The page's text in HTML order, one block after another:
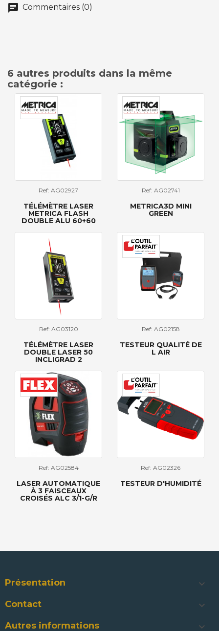
chat Commentaires (0)
6 autres produits dans la même
catégorie :
Ref: AG02927
TÉLÉMÈTRE LASER
METRICA FLASH
DOUBLE ALU 60+60
Ref: AG02741
METRICA3D MINI
GREEN
Ref: AG03120
TÉLÉMÈTRE LASER
DOUBLE LASER 50
INCLIGRAD 2
Ref: AG02158
TESTEUR QUALITÉ DE
L AIR
Ref: AG02584
LASER AUTOMATIQUE
À 3 FAISCEAUX
CROISÉS ALC 3/1-G/R
Ref: AG02326
TESTEUR D'HUMIDITÉ
Présentation 
Contact 
Autres informations 